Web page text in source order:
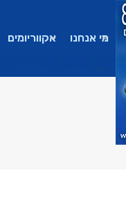
מי אנחנו אקווריומים